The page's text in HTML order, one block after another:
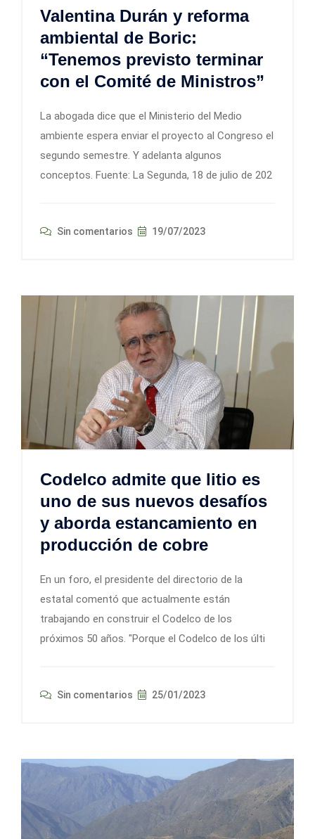
Valentina Durán y reforma
ambiental de Boric:
“Tenemos previsto terminar
con el Comité de Ministros”
La abogada dice que el Ministerio del Medio
ambiente espera enviar el proyecto al Congreso el
segundo semestre. Y adelanta algunos
conceptos. Fuente: La Segunda, 18 de julio de 202
Sin comentarios 19/07/2023
Codelco admite que litio es
uno de sus nuevos desafíos
y aborda estancamiento en
producción de cobre
En un foro, el presidente del directorio de la
estatal comentó que actualmente están
trabajando en construir el Codelco de los
próximos 50 años. "Porque el Codelco de los últi
Sin comentarios 25/01/2023